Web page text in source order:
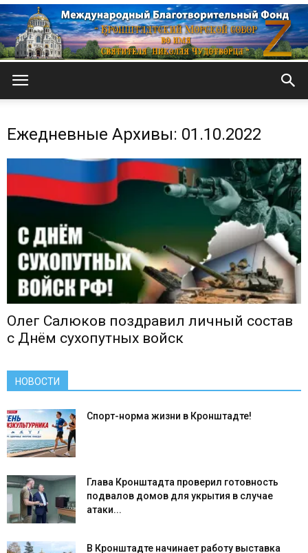
Ежедневные Архивы: 01.10.2022
Олег Салюков поздравил личный состав
с Днём сухопутных войск
НОВОСТИ
Спорт-норма жизни в Кронштадте!
Глава Кронштадта проверил готовность
подвалов домов для укрытия в случае
атаки...
В Кронштадте начинает работу выставка